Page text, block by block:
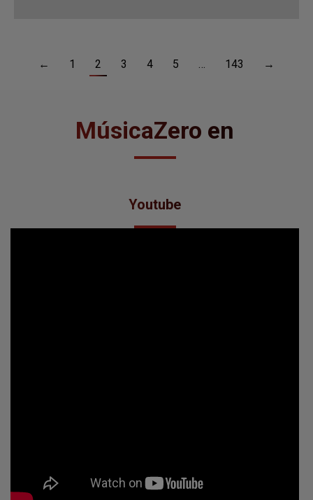
← 1 2 3 4 5 … 143 →
MúsicaZero en
Youtube